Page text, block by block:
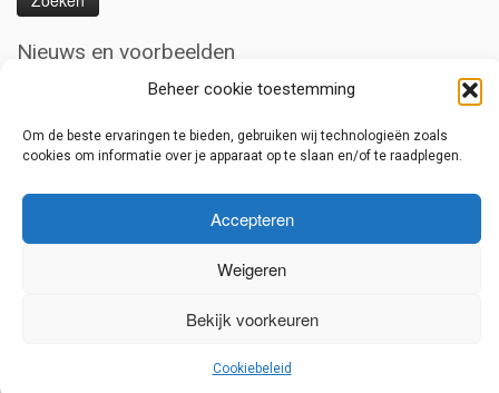
Beheer cookie toestemming
Om de beste ervaringen te bieden, gebruiken wij technologieën zoals
cookies om informatie over je apparaat op te slaan en/of te raadplegen.
Accepteren
Weigeren
Bekijk voorkeuren
Cookiebeleid
Nieuws en voorbeelden
Uitbouw serre/ overkapping
Lage overkapping
Jeroen Bijen·Aangeboden door